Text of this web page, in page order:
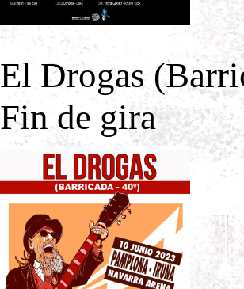
El Drogas
Fin de gira